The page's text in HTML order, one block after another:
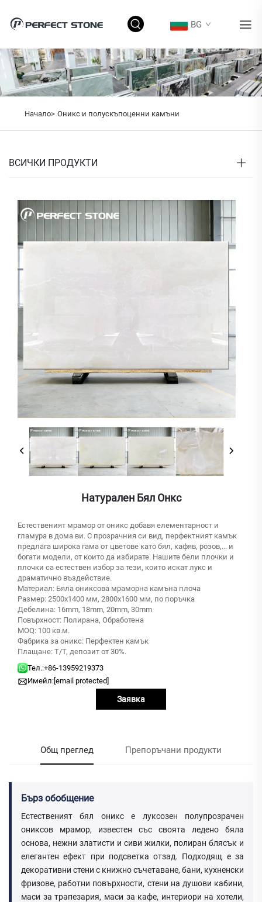
BG
Начало> Оникс и полускъпоценни камъни
ВСИЧКИ ПРОДУКТИ
Натурален Бял Онкс
Естественият мрамор от оникс добавя елементарност и
гламура в дома ви. С прозрачния си вид, перфектният камък
предлага широка гама от цветове като бял, кафяв, розов,... и
богати модели, от които да избирате. Нашите бели плочки и
плочки са естествен избор за тези, които искат лукс и
драматично въздействие.
Материал: Бяла ониксова мраморна камъна плоча
Размер: 2500x1400 мм, 2800x1600 мм, по поръчка
Дебелина: 16mm, 18mm, 20mm, 30mm
Повърхност: Полирана, Обработена
MOQ: 100 кв.м.
Фабрика за оникс: Перфектен камък
Плащане: T/T, депозит от 30%.
Тел.:+86-13959219373
Имейл: [email protected]
Заявка
Общ преглед Препоръчани продукти
Бърз обобщение
Естественият бял оникс е луксозен полупрозрачен
ониксов мрамор, известен със своята ледено бяла
основа, нежни златисти и сиви жилки, полиран блясък и
елегантен ефект при подсветка отзад. Подходящ е за
декоративни стени с книжно съчетаване, бани, кухненски
фризове, работни повърхности, стени на душови кабини,
маси за трапезария, маси за кафе, интериори на хотели,